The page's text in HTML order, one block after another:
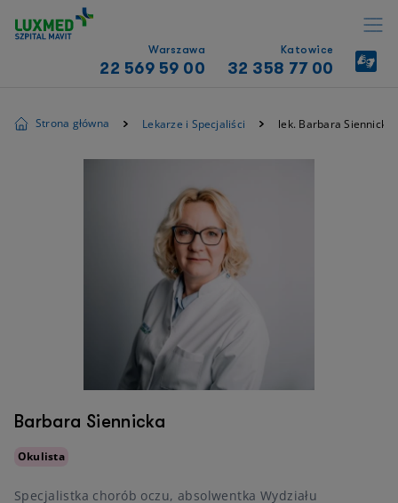
Warszawa
22 569 59 00
Katowice
32 358 77 00
Strona główna Lekarze i Specjaliści lek. Barbara Siennicka
Barbara Siennicka
Okulista
Specjalistka chorób oczu, absolwentka Wydziału